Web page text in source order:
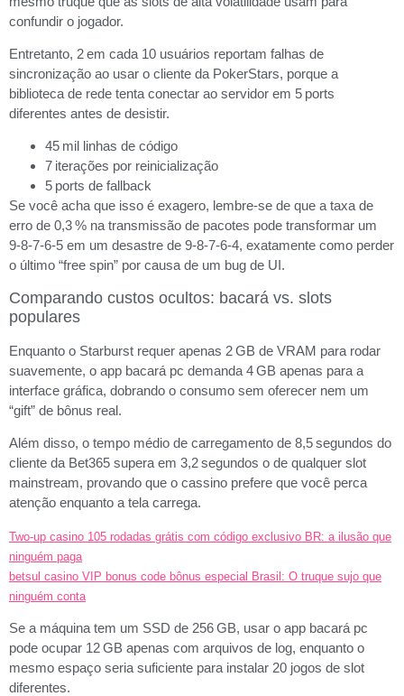
confundir o jogador.
Entretanto, 2 em cada 10 usuários reportam falhas de
sincronização ao usar o cliente da PokerStars, porque a
biblioteca de rede tenta conectar ao servidor em 5 ports
diferentes antes de desistir.
45 mil linhas de código
7 iterações por reinicialização
5 ports de fallback
Se você acha que isso é exagero, lembre-se de que a taxa de
erro de 0,3 % na transmissão de pacotes pode transformar um
9‑8‑7‑6‑5 em um desastre de 9‑8‑7‑6‑4, exatamente como perder
o último “free spin” por causa de um bug de UI.
Comparando custos ocultos: bacará vs. slots
populares
Enquanto o Starburst requer apenas 2 GB de VRAM para rodar
suavemente, o app bacará pc demanda 4 GB apenas para a
interface gráfica, dobrando o consumo sem oferecer nem um
“gift” de bônus real.
Além disso, o tempo médio de carregamento de 8,5 segundos do
cliente da Bet365 supera em 3,2 segundos o de qualquer slot
mainstream, provando que o cassino prefere que você perca
atenção enquanto a tela carrega.
Two-up casino 105 rodadas grátis com código exclusivo BR: a ilusão que
ninguém paga
betsul casino VIP bonus code bônus especial Brasil: O truque sujo que
ninguém conta
Se a máquina tem um SSD de 256 GB, usar o app bacará pc
pode ocupar 12 GB apenas com arquivos de log, enquanto o
mesmo espaço seria suficiente para instalar 20 jogos de slot
diferentes.